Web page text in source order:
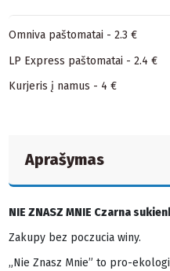
Omniva paštomatai - 2.3 €
LP Express paštomatai - 2.4 €
Kurjeris į namus - 4 €
Aprašymas
NIE ZNASZ MNIE Czarna
Zakupy bez poczucia winy.
„Nie Znasz Mnie” to pro-